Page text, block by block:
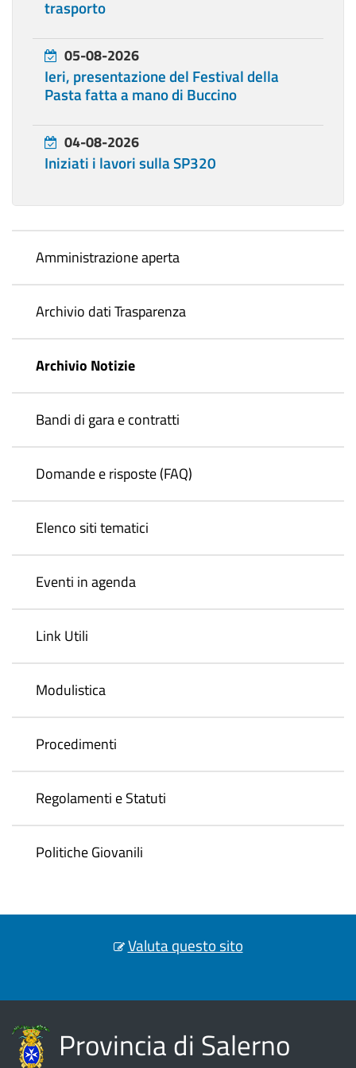
trasporto
05-08-2026
Ieri, presentazione del Festival della
Pasta fatta a mano di Buccino
04-08-2026
Iniziati i lavori sulla SP320
Amministrazione aperta
Archivio dati Trasparenza
Archivio Notizie
Bandi di gara e contratti
Domande e risposte (FAQ)
Elenco siti tematici
Eventi in agenda
Link Utili
Modulistica
Procedimenti
Regolamenti e Statuti
Politiche Giovanili
Valuta questo sito
Provincia di Salerno